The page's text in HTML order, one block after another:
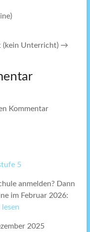
(kein Unterricht) →
Kommentar
5
anmelden? Dann
im Februar 2026:
lesen
2025